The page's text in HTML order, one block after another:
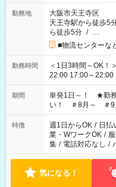
勤務地
大阪市天王寺区
天王寺駅から徒歩5
ら徒歩5分 / …
■物流センター
勤務時間
＜1日3時間～OK！＞ ▼ 例えば… ▼ 15:00～18:00 15:00～
22:00 17:00～22:00 など こちら以外の時間もお気
ださい！
期間
単発1日～！ ★勤務
い！ ＃8月～ ＃9
特徴 週1日からOK / 日払
業・WワークOK /
集 / 電話対応なし /
気になる！